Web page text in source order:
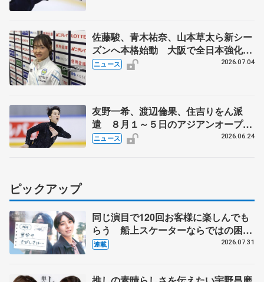
佐藤駿、青木祐奈、山本草太ら新シー
ズンへ本格始動 大阪で全日本強化合
宿 シニアデビューの島田麻央らも
ニュース 2026.07.04
友野一希、渡辺倫果、住吉りをん派
遣 ８月１～５日のアジアンオープン
トロフィー
ニュース 2026.06.24
ピックアップ
同じ演目で120回お客様に楽しんでも
らう 船上スケーターならではの困難
とは 影響あったPIW前キャプテン松
連載 2026.07.31